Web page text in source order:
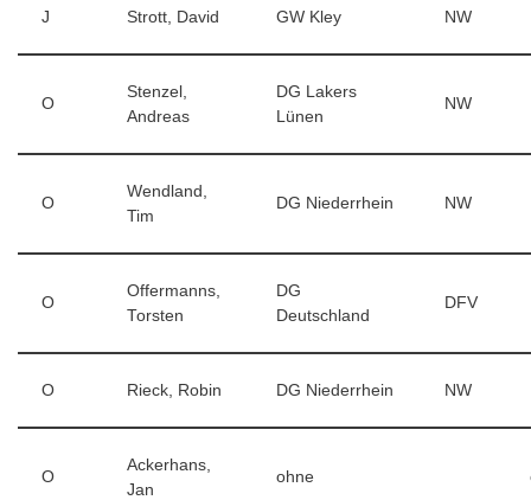
J Strott, David GW Kley NW
O
Stenzel,
Andreas
DG Lakers
Lünen
NW
O
Wendland,
Tim
DG Niederrhein NW
O
Offermanns,
Torsten
DG
Deutschland
DFV
O Rieck, Robin DG Niederrhein NW
O
Ackerhans,
Jan
ohne